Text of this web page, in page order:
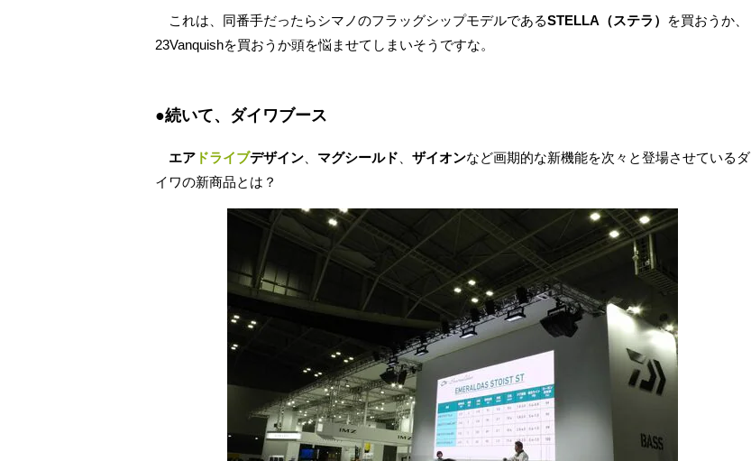
これは、同番手だったらシマノのフラッグシップモデルであるSTELLA（ステラ）
を買おうか、
23Vanquishを買おうか頭を悩ませてしまいそうですな。
●続いて、 ダイワブース
エア ドライブデザイン マグシールド ザイオンなど画期的な新機能を次々と登場させているダ
イワの新商品とは？